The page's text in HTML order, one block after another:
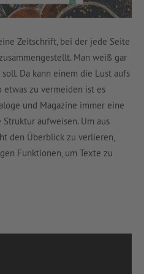
Zeitschrift, bei der jede Seite
Man weiß gar
Da kann einem die Lust aufs
etwas zu vermeiden ist es
und Magazine immer eine
aufweisen. Um aus
den Überblick zu verlieren,
Funktionen, um Texte zu